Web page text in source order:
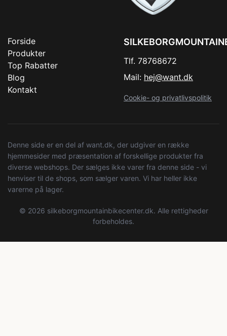
Forside
Produkter
Top Rabatter
Blog
Kontakt
Tlf. 78768672
Mail: hej@want.dk
Cookie- og privatlivspolitik
Denne side er en del af want.dk, der udgiver en række
hjemmesider med præsentation af forskellige produkter fra
diverse webshops. Der sælges ikke varer fra denne side - vi
henviser til de shops, som sælger varen. Vi har heller ikke
varerne på lager.
© 2026 silkeborgmountainbikecenter.dk. Alle rettigheder
forbeholdes.